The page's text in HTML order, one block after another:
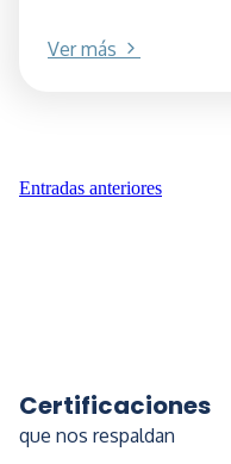
Ver más
Navegación
Entradas anteriores
Certificaciones
que nos respaldan